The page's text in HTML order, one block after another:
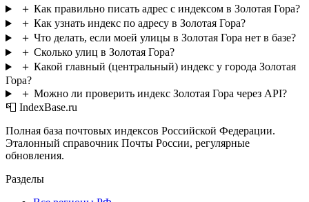
＋ Как правильно писать адрес с индексом в Золотая Гора?
＋ Как узнать индекс по адресу в Золотая Гора?
＋ Что делать, если моей улицы в Золотая Гора нет в базе?
＋ Сколько улиц в Золотая Гора?
＋ Какой главный (центральный) индекс у города Золотая
Гора?
＋ Можно ли проверить индекс Золотая Гора через API?
📮 IndexBase.ru
Полная база почтовых индексов Российской Федерации.
Эталонный справочник Почты России, регулярные
обновления.
Разделы